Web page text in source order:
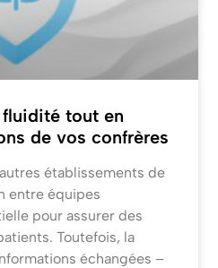
tout en
de vos confrères
établissements de
entre équipes
pour assurer des
Toutefois, la
échangées –